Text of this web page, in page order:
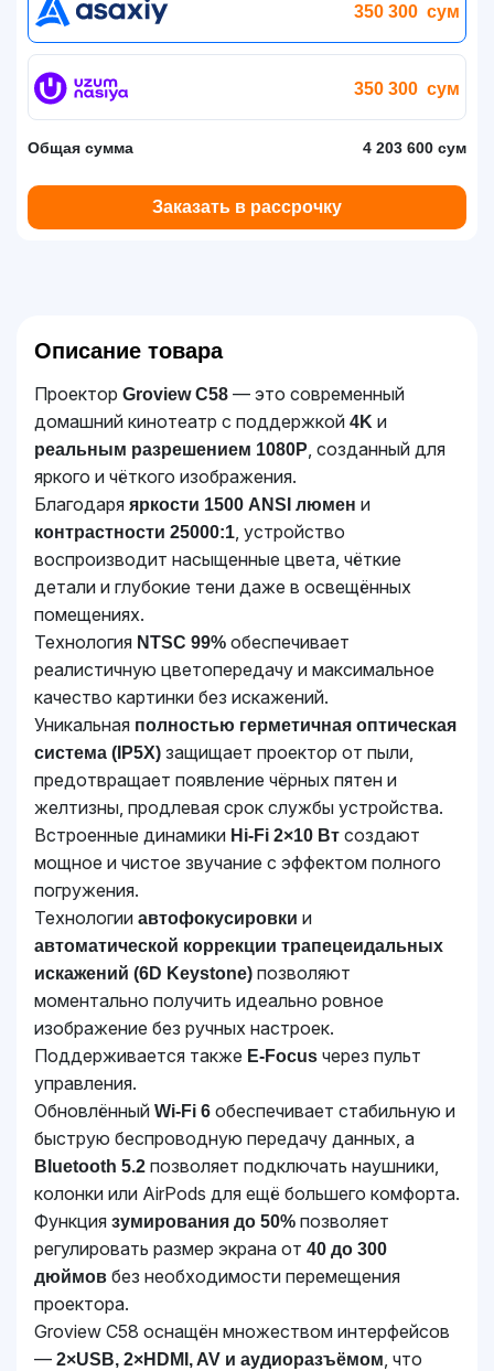
350 300 сум
350 300 сум
Общая сумма 4 203 600 сум
Заказать в рассрочку
Описание товара
Проектор Groview C58 — это современный
домашний кинотеатр с поддержкой 4K и
реальным разрешением 1080P, созданный для
яркого и чёткого изображения.
Благодаря яркости 1500 ANSI люмен и
контрастности 25000:1, устройство
воспроизводит насыщенные цвета, чёткие
детали и глубокие тени даже в освещённых
помещениях.
Технология NTSC 99% обеспечивает
реалистичную цветопередачу и максимальное
качество картинки без искажений.
Уникальная полностью герметичная оптическая
система (IP5X) защищает проектор от пыли,
предотвращает появление чёрных пятен и
желтизны, продлевая срок службы устройства.
Встроенные динамики Hi-Fi 2×10 Вт создают
мощное и чистое звучание с эффектом полного
погружения.
Технологии автофокусировки и
автоматической коррекции трапецеидальных
искажений (6D Keystone) позволяют
моментально получить идеально ровное
изображение без ручных настроек.
Поддерживается также E-Focus через пульт
управления.
Обновлённый Wi-Fi 6 обеспечивает стабильную и
быструю беспроводную передачу данных, а
Bluetooth 5.2 позволяет подключать наушники,
колонки или AirPods для ещё большего комфорта.
Функция зумирования до 50% позволяет
регулировать размер экрана от 40 до 300
дюймов без необходимости перемещения
проектора.
Groview C58 оснащён множеством интерфейсов
— 2×USB, 2×HDMI, AV и аудиоразъёмом, что